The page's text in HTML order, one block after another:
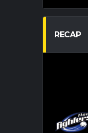
RECAP